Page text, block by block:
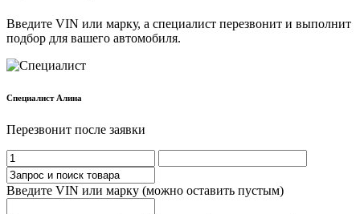
Введите VIN или марку, а специалист перезвонит и выполнит
подбор для вашего автомобиля.
Cпециалист Алина
Перезвонит после заявки
Введите VIN или марку (можно оставить пустым)